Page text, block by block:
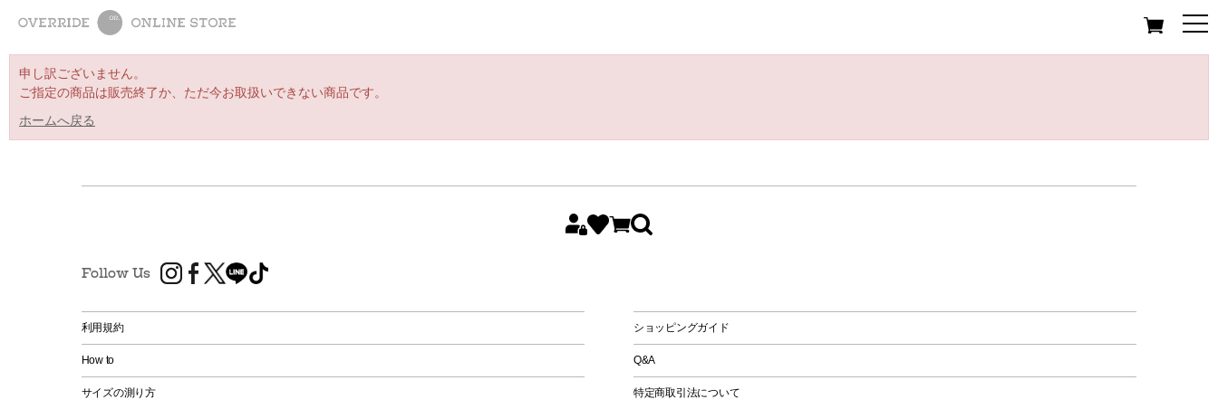
申し訳ございません。
ご指定の商品は販売終了か、ただ今お取扱いできない商品です。
ホームへ戻る
Follow Us
利用規約 ショッピングガイド
How to Q&A
サイズの測り方 特定商取引法について